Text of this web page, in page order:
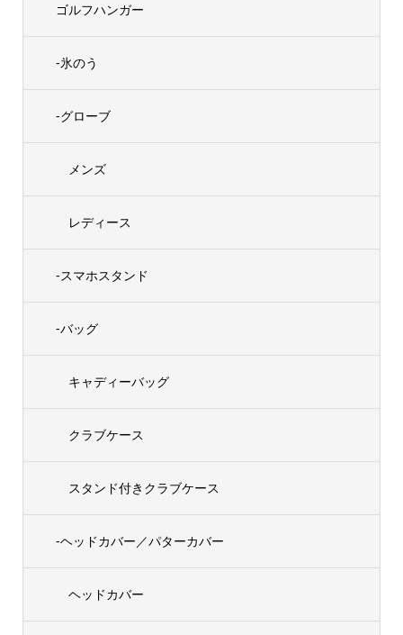
ゴルフハンガー
-氷のう
-グローブ
メンズ
レディース
-スマホスタンド
-バッグ
キャディーバッグ
クラブケース
スタンド付きクラブケース
-ヘッドカバー／パターカバー
ヘッドカバー